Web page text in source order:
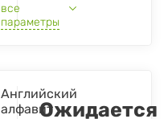
все
параметры
Английский
алфавитОжидается